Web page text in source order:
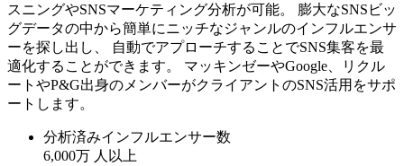
スニングやSNSマーケティング分析が可能。 膨大なSNSビッ
グデータの中から簡単にニッチなジャンルのインフルエンサ
ーを探し出し、 自動でアプローチすることでSNS集客を最
適化することができます。 マッキンゼーやGoogle、リクル
ートやP&G出身のメンバーがクライアントのSNS活用をサポ
ートします。
分析済みインフルエンサー数
6,000万 人以上